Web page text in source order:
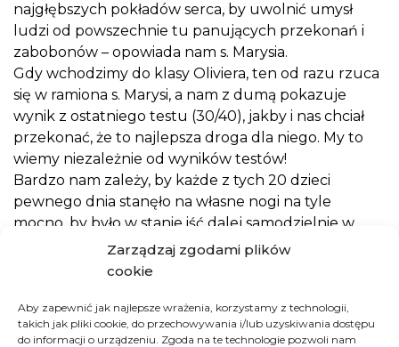
Zarządzaj zgodami plików
cookie
Aby zapewnić jak najlepsze wrażenia, korzystamy z technologii,
takich jak pliki cookie, do przechowywania i/lub uzyskiwania dostępu
do informacji o urządzeniu. Zgoda na te technologie pozwoli nam
najgłębszych pokładów serca, by uwolnić umysł
ludzi od powszechnie tu panujących przekonań i
zabobonów – opowiada nam s. Marysia.
Gdy wchodzimy do klasy Oliviera, ten od razu rzuca
się w ramiona s. Marysi, a nam z dumą pokazuje
wynik z ostatniego testu (30/40), jakby i nas chciał
przekonać, że to najlepsza droga dla niego. My to
wiemy niezależnie od wyników testów!
Bardzo nam zależy, by każde z tych 20 dzieci
pewnego dnia stanęło na własne nogi na tyle
mocno, by było w stanie iść dalej samodzielnie w
świat. I zmieniać Rwandę może na pokolenia.
To wszystko jest możliwe dzięki przybijanym przez
zmieniania ludzkich historii.